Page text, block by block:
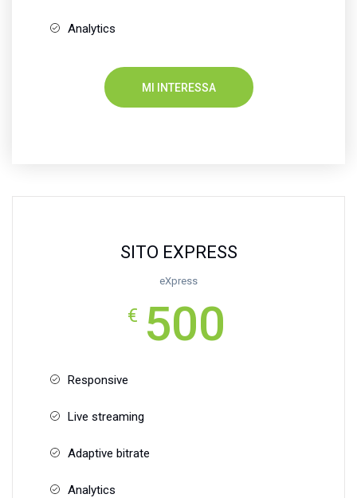
Analytics
MI INTERESSA
SITO EXPRESS
eXpress
€ 500
Responsive
Live streaming
Adaptive bitrate
Analytics